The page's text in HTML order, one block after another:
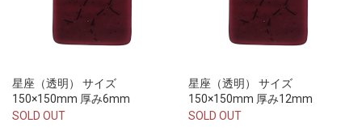
星座（透明） サイズ
150×150mm 厚み6mm
SOLD OUT
星座（透明） サイズ
150×150mm 厚み12mm
SOLD OUT